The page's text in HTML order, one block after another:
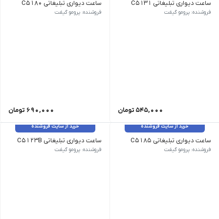
ساعت دیواری تبلیغاتی C5131
تکنولوژی ساخت الکترونیکی (کوارتز) | نحوه نمایش عقربه‌ای | تاریخ
فروشنده: پرومو گیفت
545,000 تومان
ساعت دیواری تبلیغاتی C5180
تکنولوژی ساخت الکترونیکی
فروشنده: پرومو گیفت
690,000 تومان
خرید از سایت فروشنده
ساعت دیواری تبلیغاتی C5185
تکنولوژی ساخت الکترونیکی (کوارتز) | نحوه نمایش عقربه‌ای | تاریخ
فروشنده: پرومو گیفت
خرید از سایت فروشنده
ساعت دیواری تبلیغاتی C5123B
تکنولوژی ساخت الکترونیکی
فروشنده: پرومو گیفت